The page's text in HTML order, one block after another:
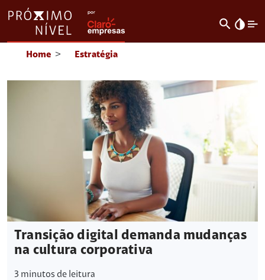
search invert_colors
Home > Estratégia
Transição digital demanda mudanças
na cultura corporativa
3 minutos de leitura